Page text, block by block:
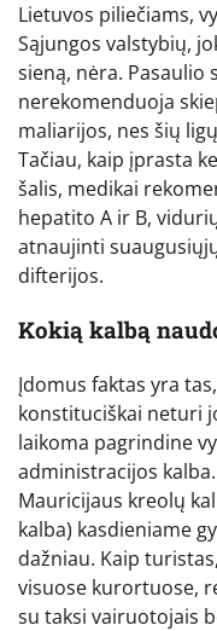
Lietuvos piliečiams,
Sąjungos valstybių,
sieną, nėra. Pasaulio
nerekomenduoja
maliarijos, nes šių
Tačiau, kaip įprasta
šalis, medikai
hepatito A ir B,
atnaujinti
difterijos.
Kokią kalbą
Įdomus faktas yra
konstituciškai neturi
laikoma pagrindine
administracijos
Mauricijaus kreolų
kalba) kasdieniame
dažniau. Kaip
visuose kurortuose,
su taksi vairuotojais